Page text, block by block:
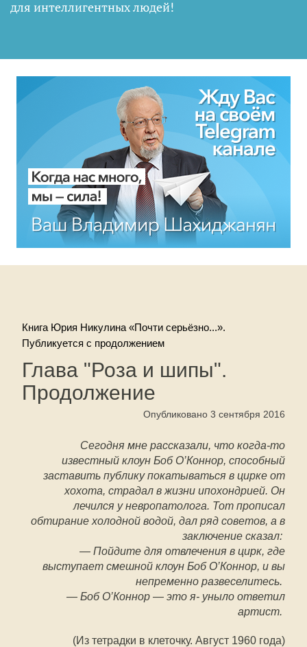
для интеллигентных людей!
Книга Юрия Никулина «Почти серьёзно...».
Публикуется с продолжением
Глава "Роза и шипы".
Продолжение
Опубликовано 3 сентября 2016
Сегодня мне рассказали, что когда-то
известный клоун Боб О’Коннор, способный
заставить публику покатываться в цирке от
хохота, страдал в жизни ипохондрией. Он
лечился у невропатолога. Тот прописал
обтирание холодной водой, дал ряд советов, а в
заключение сказал:
— Пойдите для отвлечения в цирк, где
выступает смешной клоун Боб О’Коннор, и вы
непременно развеселитесь.
— Боб О’Коннор — это я- уныло ответил
артист.
(Из тетрадки в клеточку. Август 1960 года)